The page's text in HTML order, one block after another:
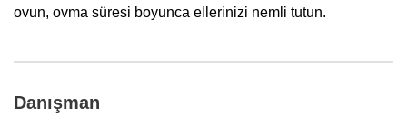
ovun, ovma süresi boyunca ellerinizi nemli tutun.
Danışman